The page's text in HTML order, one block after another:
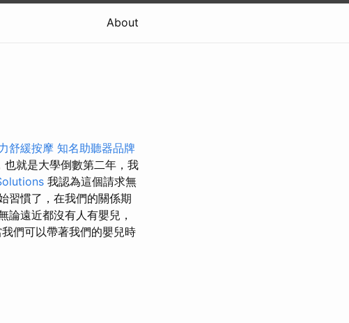
About
舒緩按摩 知名助聽器品牌
也就是大學倒數第二年，我
我認為這個請求無
習慣了，在我們的關係期
論遠近都沒有人有嬰兒，
們可以帶著我們的嬰兒時